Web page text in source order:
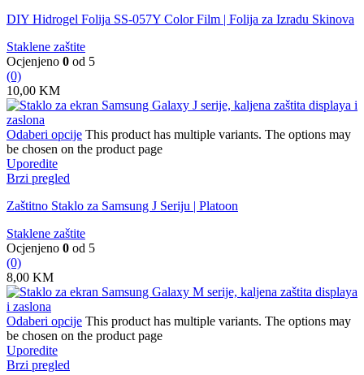
DIY Hidrogel Folija SS-057Y Color Film | Folija za Izradu Skinova
Staklene zaštite
Ocjenjeno 0 od 5
(0)
10,00 KM
Odaberi opcije This product has multiple variants. The options may
be chosen on the product page
Uporedite
Brzi pregled
Zaštitno Staklo za Samsung J Seriju | Platoon
Staklene zaštite
Ocjenjeno 0 od 5
(0)
8,00 KM
Odaberi opcije This product has multiple variants. The options may
be chosen on the product page
Uporedite
Brzi pregled